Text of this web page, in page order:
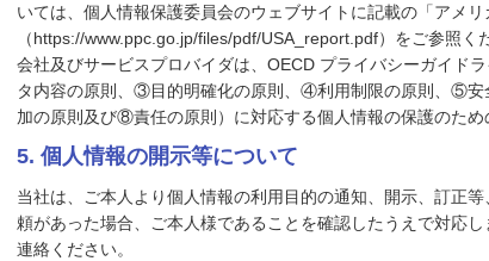
いては、個人情報保護委員会のウェブサイトに記載の「アメリ
（https://www.ppc.go.jp/files/pdf/USA_report.pdf）をご参照
会社及びサービスプロバイダは、OECD プライバシーガイド
タ内容の原則、③目的明確化の原則、④利用制限の原則、⑤
加の原則及び⑧責任の原則）に対応する個人情報の保護のため
5. 個人情報の開示等について
当社は、ご本人より個人情報の利用目的の通知、開示、訂正
頼があった場合、ご本人様であることを確認したうえで対応
連絡ください。